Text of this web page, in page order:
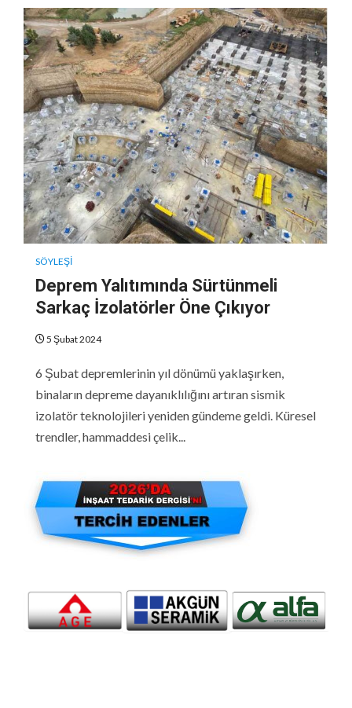
SÖYLEŞI
Deprem Yalıtımında Sürtünmeli
Sarkaç İzolatörler Öne Çıkıyor
5 Şubat 2024
6 Şubat depremlerinin yıl dönümü yaklaşırken,
binaların depreme dayanıklılığını artıran sismik
izolatör teknolojileri yeniden gündeme geldi. Küresel
trendler, hammaddesi çelik...